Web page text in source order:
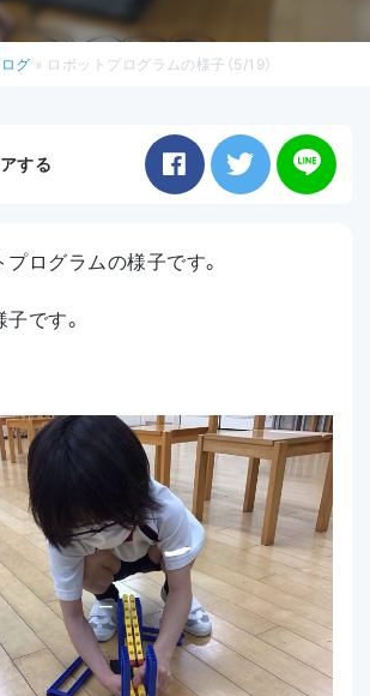
内
グ » ロボットプログラムの様子（5/19）
する
ログラムの様子です。
です。